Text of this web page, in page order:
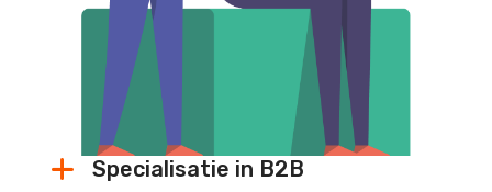
Specialisatie in B2B